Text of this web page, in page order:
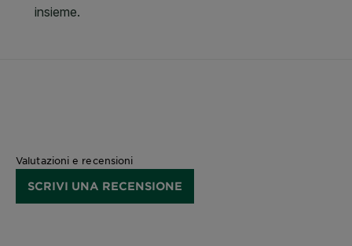
Valutazioni e recensioni
SCRIVI UNA RECENSIONE